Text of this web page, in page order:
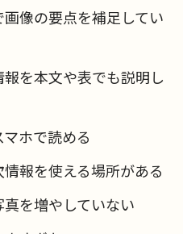
像の要点を補足してい
を本文や表でも説明し
ホで読める
報を使える場所がある
を増やしていない